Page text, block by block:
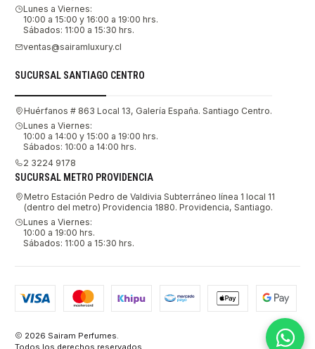
Lunes a Viernes:
10:00 a 15:00 y 16:00 a 19:00 hrs.
Sábados: 11:00 a 15:30 hrs.
ventas@sairamluxury.cl
SUCURSAL SANTIAGO CENTRO
Huérfanos # 863 Local 13, Galería España. Santiago Centro.
Lunes a Viernes:
10:00 a 14:00 y 15:00 a 19:00 hrs.
Sábados: 10:00 a 14:00 hrs.
2 3224 9178
SUCURSAL METRO PROVIDENCIA
Metro Estación Pedro de Valdivia Subterráneo línea 1 local 11
(dentro del metro) Providencia 1880. Providencia, Santiago.
Lunes a Viernes:
10:00 a 19:00 hrs.
Sábados: 11:00 a 15:30 hrs.
2026 Sairam Perfumes.
Todos los derechos reservados.